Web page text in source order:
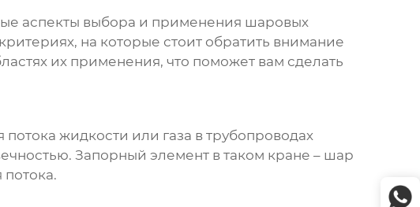
аспекты выбора и применения шаровых
на которые стоит обратить внимание
их применения, что поможет вам сделать
жидкости или газа в трубопроводах
Запорный элемент в таком кране – шар